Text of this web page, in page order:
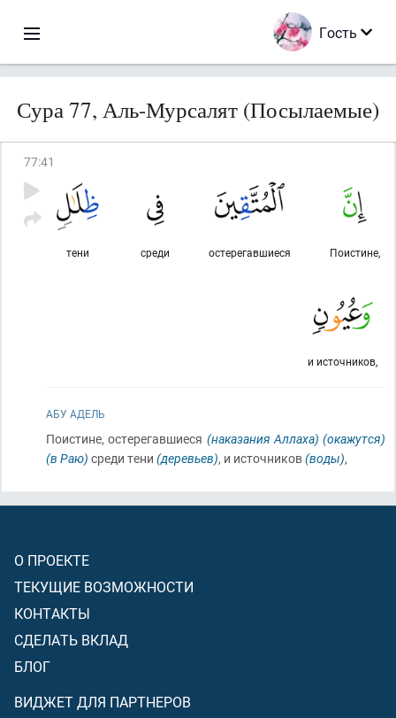
Гость
Сура 77, Аль-Мурсалят (Посылаемые)
77:41
Поистине,
остерегавшиеся
среди
тени
и источников,
АБУ АДЕЛЬ
Поистине, остерегавшиеся (наказания Аллаха) (окажутся)
(в Раю) среди тени (деревьев), и источников(воды),
О ПРОЕКТЕ
ТЕКУЩИЕ ВОЗМОЖНОСТИ
КОНТАКТЫ
СДЕЛАТЬ ВКЛАД
БЛОГ
ВИДЖЕТ ДЛЯ ПАРТНЕРОВ